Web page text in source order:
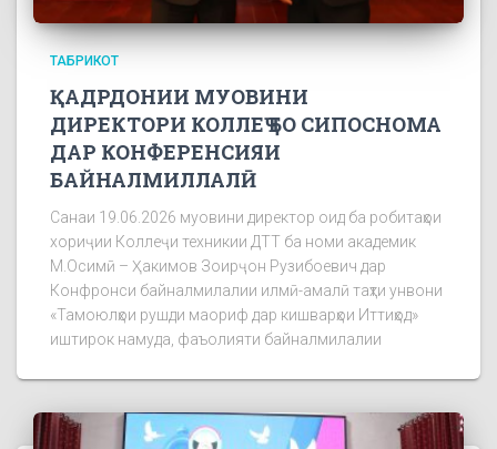
ТАБРИКОТ
ҚАДРДОНИИ МУОВИНИ
ДИРЕКТОРИ КОЛЛЕҶ БО СИПОСНОМА
ДАР КОНФЕРЕНСИЯИ
БАЙНАЛМИЛЛАЛӢ
Санаи 19.06.2026 муовини директор оид ба робитаҳои
хориҷии Коллеҷи техникии ДТТ ба номи академик
М.Осимӣ – Ҳакимов Зоирҷон Рузибоевич дар
Конфронси байналмилалии илмӣ-амалӣ таҳти унвони
«Тамоюлҳои рушди маориф дар кишварҳои Иттиҳод»
иштирок намуда, фаъолияти байналмилалии